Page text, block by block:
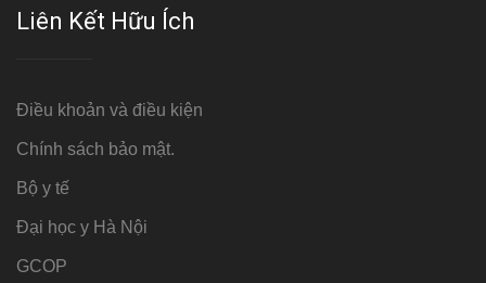
Liên Kết Hữu Ích
Điều khoản và điều kiện
Chính sách bảo mật.
Bộ y tế
Đại học y Hà Nội
GCOP